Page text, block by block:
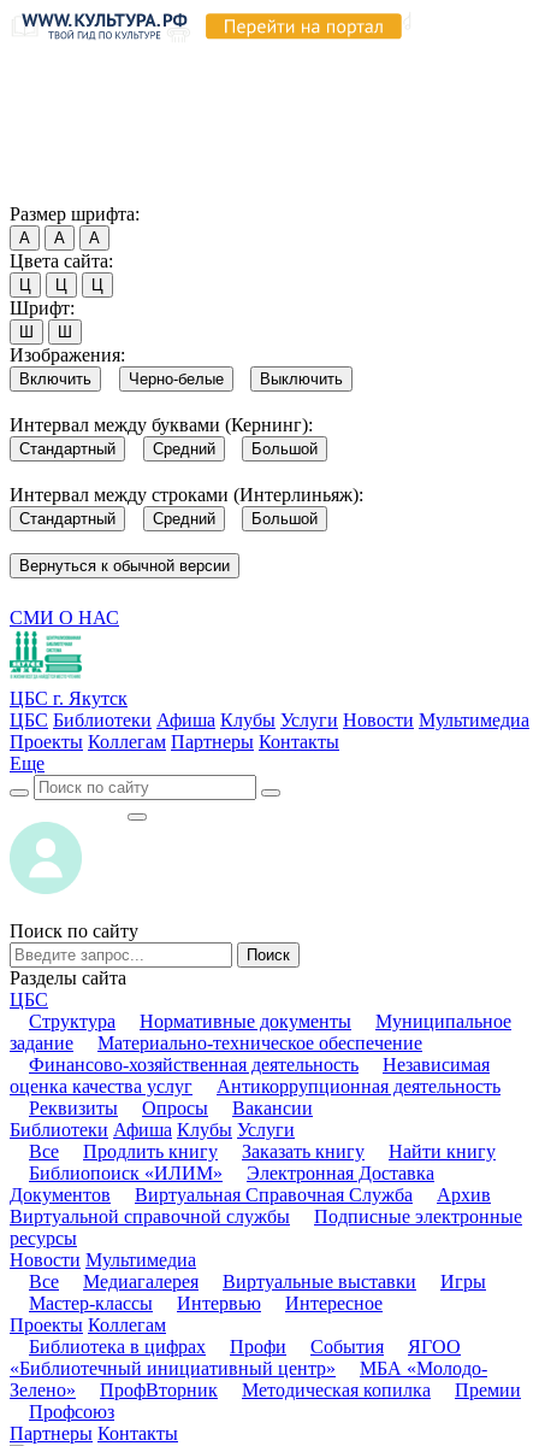
Размер шрифта:
А А А
Цвета сайта:
Ц Ц Ц
Шрифт:
Ш Ш
Изображения:
Включить Черно-белые Выключить
Интервал между буквами (Кернинг):
Стандартный Средний Большой
Интервал между строками (Интерлиньяж):
Стандартный Средний Большой
Вернуться к обычной версии
СМИ О НАС
ЦБС г. Якутск
ЦБС Библиотеки Афиша Клубы Услуги Новости Мультимедиа
Проекты Коллегам Партнеры Контакты
Еще
Поиск по сайту
Поиск
Разделы сайта
ЦБС
Структура
Нормативные документы
Муниципальное
задание
Материально-техническое обеспечение
Финансово-хозяйственная деятельность
Независимая
оценка качества услуг
Антикоррупционная деятельность
Реквизиты
Опросы
Вакансии
Библиотеки Афиша Клубы Услуги
Все
Продлить книгу Заказать книгу
Найти книгу
Библиопоиск «ИЛИМ»
Электронная Доставка
Документов
Виртуальная Справочная Служба
Архив
Виртуальной справочной службы
Подписные электронные
ресурсы
Новости Мультимедиа
Все
Медиагалерея Виртуальные выставки
Игры
Мастер-классы
Интервью
Интересное
Проекты Коллегам
Библиотека в цифрах
Профи События
ЯГОО
«Библиотечный инициативный центр»
МБА «Молодо-
Зелено»
ПрофВторник Методическая копилка
Премии
Профсоюз
Партнеры Контакты